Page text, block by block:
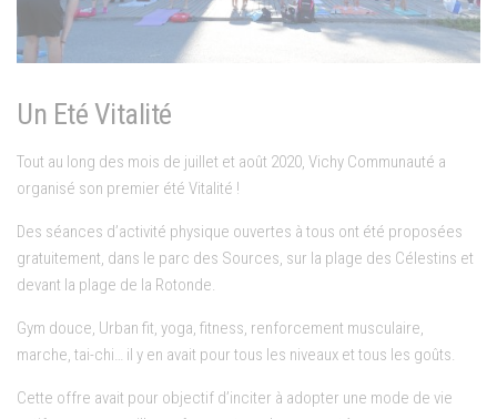
Un Eté Vitalité
Tout au long des mois de juillet et août 2020, Vichy Communauté a
organisé son premier été Vitalité !
Des séances d’activité physique ouvertes à tous ont été proposées
gratuitement, dans le parc des Sources, sur la plage des Célestins et
devant la plage de la Rotonde.
Gym douce, Urban fit, yoga, fitness, renforcement musculaire,
marche, tai-chi… il y en avait pour tous les niveaux et tous les goûts.
Cette offre avait pour objectif d’inciter à adopter une mode de vie